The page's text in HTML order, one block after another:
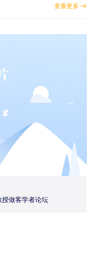
查看更多
做客学者论坛